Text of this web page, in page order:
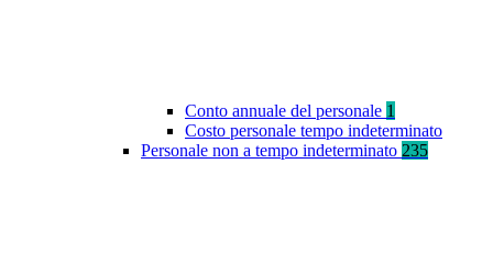
Conto annuale del personale 1
Costo personale tempo indeterminato
Personale non a tempo indeterminato 235